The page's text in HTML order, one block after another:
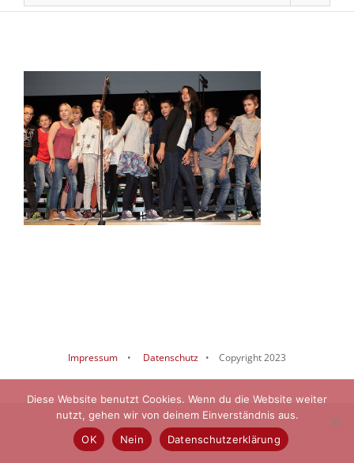
Impressum • Datenschutz • Copyright 2023
Diese Website benutzt Cookies. Wenn du die Website weiter
nutzt, gehen wir von deinem Einverständnis aus.
OK
Nein Datenschutzerklärung